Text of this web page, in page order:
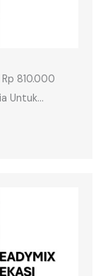
810.000
Untuk…